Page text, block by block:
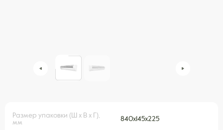
Размер упаковки (Ш х В х Г),
мм
840x145x225